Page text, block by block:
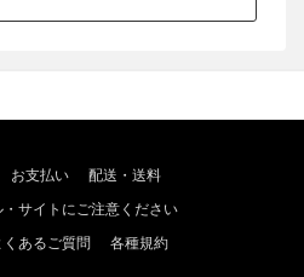
お支払い
配送・送料
サイトにご注意ください
くあるご質問 各種規約